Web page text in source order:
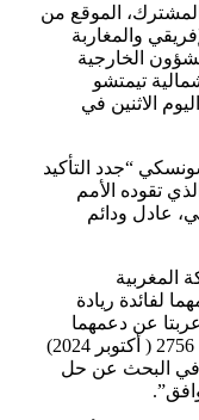
الموقع من
والمغاربة
الخارجية
تيمتشو
الاثنين في
“جدد التأكيد
تقوده الأمم
عادل ودائم
المغربية
لفائدة ريادة
عن دعمهما
لقرار مجلس الأمن التابع للأمم المتحدة 2756 ( أكتوبر 2024)
في البحث عن حل